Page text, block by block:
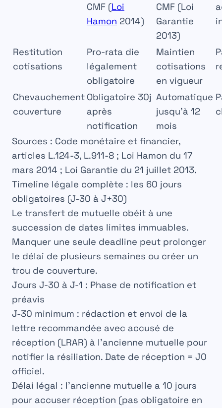
CMF (Loi
Hamon 2014)
CMF (Loi
Garantie
2013)
Restitution
cotisations
Pro-rata die
légalement
obligatoire
Maintien
cotisations
en vigueur
Chevauchement
couverture
Obligatoire 30j
après
notification
Automatique
jusqu’à 12
mois
Sources : Code monétaire et financier,
articles L.124-3, L.911-8 ; Loi Hamon du 17
mars 2014 ; Loi Garantie du 21 juillet 2013.
Timeline légale complète : les 60 jours
obligatoires (J-30 à J+30)
Le transfert de mutuelle obéit à une
succession de dates limites immuables.
Manquer une seule deadline peut prolonger
le délai de plusieurs semaines ou créer un
trou de couverture.
Jours J-30 à J-1 : Phase de notification et
préavis
J-30 minimum : rédaction et envoi de la
lettre recommandée avec accusé de
réception (LRAR) à l’ancienne mutuelle pour
notifier la résiliation. Date de réception = J0
officiel.
Délai légal : l’ancienne mutuelle a 10 jours
pour accuser réception (pas obligatoire en